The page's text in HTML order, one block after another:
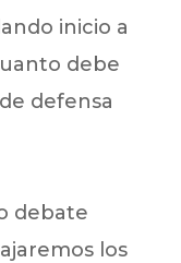
inicio a
debe
defensa
debate
los